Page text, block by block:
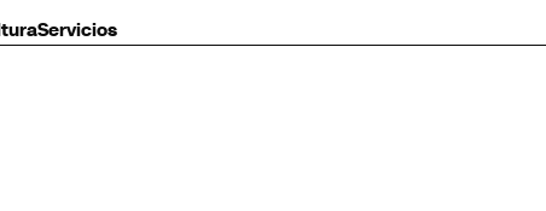
Servicios